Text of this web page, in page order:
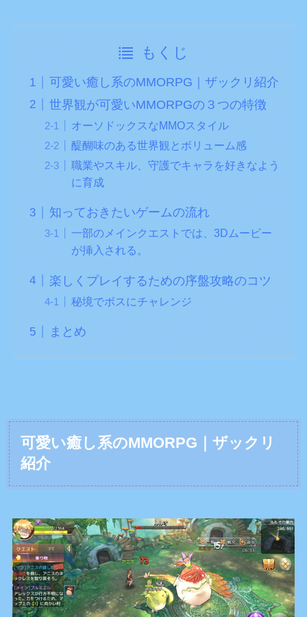
もくじ
可愛い癒し系のMMORPG｜ザックリ紹介
世界観が可愛いMMORPGの３つの特徴
オーソドックスなMMOスタイル
醍醐味のある世界観とボリューム感
職業やスキル、守護でキャラを好きなよう
に育成
知っておきたいゲームの流れ
一部のメインクエストでは、3Dムービー
が挿入される。
楽しくプレイするための序盤攻略のコツ
秘境でボスにチャレンジ
まとめ
可愛い癒し系のMMORPG｜ザックリ
紹介